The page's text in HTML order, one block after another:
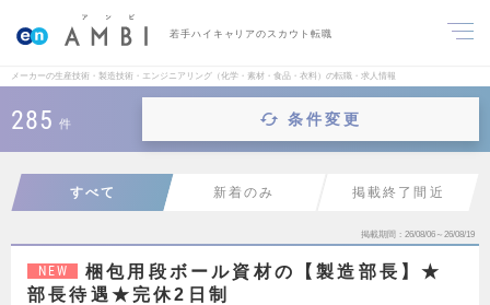
若手ハイキャリアのスカウト転職
メーカーの生産技術・製造技術・エンジニアリング（化学・素材・食品・衣料）の転職・求人情報
285 件 条件変更
すべて 新着のみ 掲載終了間近
掲載期間 26/08/06～26/08/19
NEW
梱包用段ボール資材の【製造部長】★
部長待遇★完休2日制